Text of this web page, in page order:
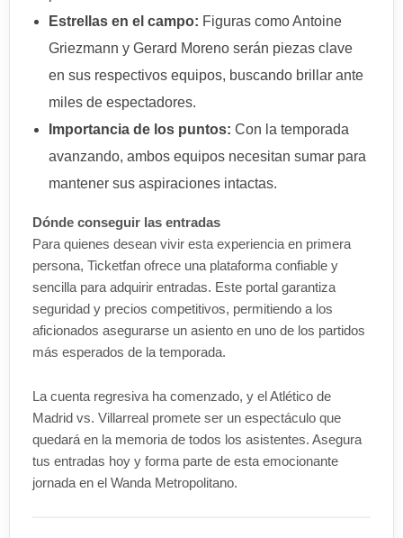
Estrellas en el campo: Figuras como Antoine
Griezmann y Gerard Moreno serán piezas clave
en sus respectivos equipos, buscando brillar ante
miles de espectadores.
Importancia de los puntos: Con la temporada
avanzando, ambos equipos necesitan sumar para
mantener sus aspiraciones intactas.
Dónde conseguir las entradas
Para quienes desean vivir esta experiencia en primera
persona, Ticketfan ofrece una plataforma confiable y
sencilla para adquirir entradas. Este portal garantiza
seguridad y precios competitivos, permitiendo a los
aficionados asegurarse un asiento en uno de los partidos
más esperados de la temporada.
La cuenta regresiva ha comenzado, y el Atlético de
Madrid vs. Villarreal promete ser un espectáculo que
quedará en la memoria de todos los asistentes. Asegura
tus entradas hoy y forma parte de esta emocionante
jornada en el Wanda Metropolitano.